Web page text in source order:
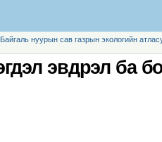
Байгаль нуурын сав газрын экологийн
эвдрэл ба